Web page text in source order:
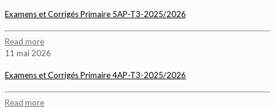
Examens et Corrigés Primaire 5AP-T3-2025/2026
Read more
11 mai 2026
Examens et Corrigés Primaire 4AP-T3-2025/2026
Read more